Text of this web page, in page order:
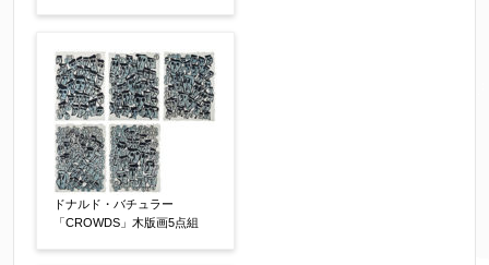
↓郵便番号を入力すると住所の最初が自動入力さ
ご住所 【必須】
ドナルド・バチュラー
「CROWDS」木版画5点組